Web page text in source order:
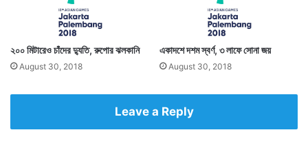
২০০ মিটারেও চাঁদের দ্যুতি, রুপোর ঝলকানি
August 30, 2018
একাদশে দশম স্বর্ণ, ৩ লাফে সোনা জয়
August 30, 2018
Leave a Reply